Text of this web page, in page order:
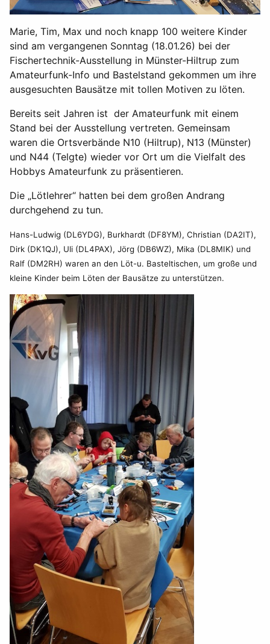
Marie, Tim, Max und noch knapp 100 weitere Kinder
sind am vergangenen Sonntag (18.01.26) bei der
Fischertechnik-Ausstellung in Münster-Hiltrup zum
Amateurfunk-Info und Bastelstand gekommen um ihre
ausgesuchten Bausätze mit tollen Motiven zu löten.
Bereits seit Jahren ist der Amateurfunk mit einem
Stand bei der Ausstellung vertreten. Gemeinsam
waren die Ortsverbände N10 (Hiltrup), N13 (Münster)
und N44 (Telgte) wieder vor Ort um die Vielfalt des
Hobbys Amateurfunk zu präsentieren.
Die „Lötlehrer“ hatten bei dem großen Andrang
durchgehend zu tun.
Hans-Ludwig (DL6YDG), Burkhardt (DF8YM), Christian (DA2IT),
Dirk (DK1QJ), Uli (DL4PAX), Jörg (DB6WZ), Mika (DL8MIK) und
Ralf (DM2RH) waren an den Löt-u. Basteltischen, um große und
kleine Kinder beim Löten der Bausätze zu unterstützen.